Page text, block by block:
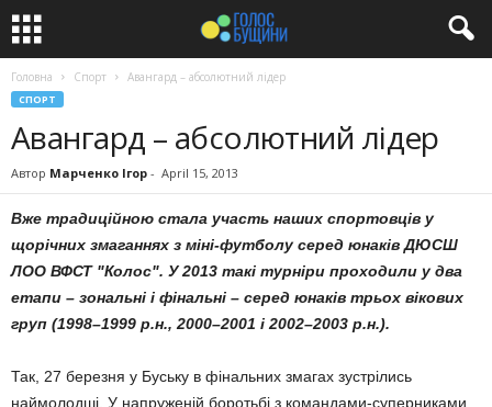
Головна Спорт Авангард – абсолютний лідер
СПОРТ
Авангард – абсолютний лідер
Автор Марченко Ігор - April 15, 2013
Вже традиційною стала участь наших спортовців у
щорічних змаганнях з міні-футболу серед юнаків ДЮСШ
ЛОО ВФСТ "Колос". У 2013 такі турніри проходили у два
етапи – зональні і фінальні – серед юнаків трьох вікових
груп (1998–1999 р.н., 2000–2001 і 2002–2003 р.н.).
Так, 27 березня у Буську в фінальних змагах зустрілись
наймолодші. У на­пру­женій боротьбі з командами-суперни­ками